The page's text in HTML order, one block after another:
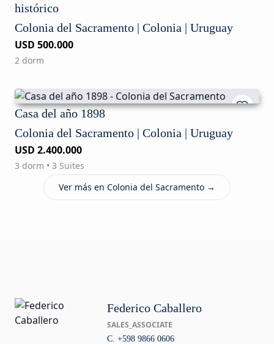
histórico
Colonia del Sacramento | Colonia | Uruguay
USD 500.000
2 dorm
Casa del año 1898
Colonia del Sacramento | Colonia | Uruguay
USD 2.400.000
3 dorm • 3 Suites
Ver más en Colonia del Sacramento →
Federico Caballero
SALES_ASSOCIATE
C. +598 9866 0606